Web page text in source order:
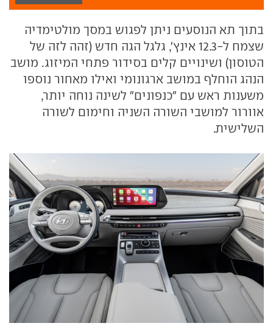
בתוך תא הנוסעים ניתן לפגוש במסך מולטימדיה
שצמח ל-12.3 אינץ', גלגל הגה חדש (זהה לזה של
הטוסון) ושינויים קלים בסידור פתחי המיזוג. מושב
הנהג הוחלף במושב ארגונומי ואילו מאחור נוספו
משענות ראש עם "כנפונים" לשינה נוחה יותר,
אוורור למושבי השורה השניה וחימום לשורה
השלישית.